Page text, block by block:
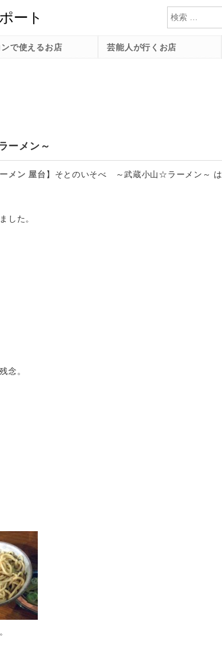
検索
ーメン～
メン 屋台 】 そとのいそべ ～武蔵小山☆ラーメン～ は
した。
念。
で使えるお店 芸能人が行くお店